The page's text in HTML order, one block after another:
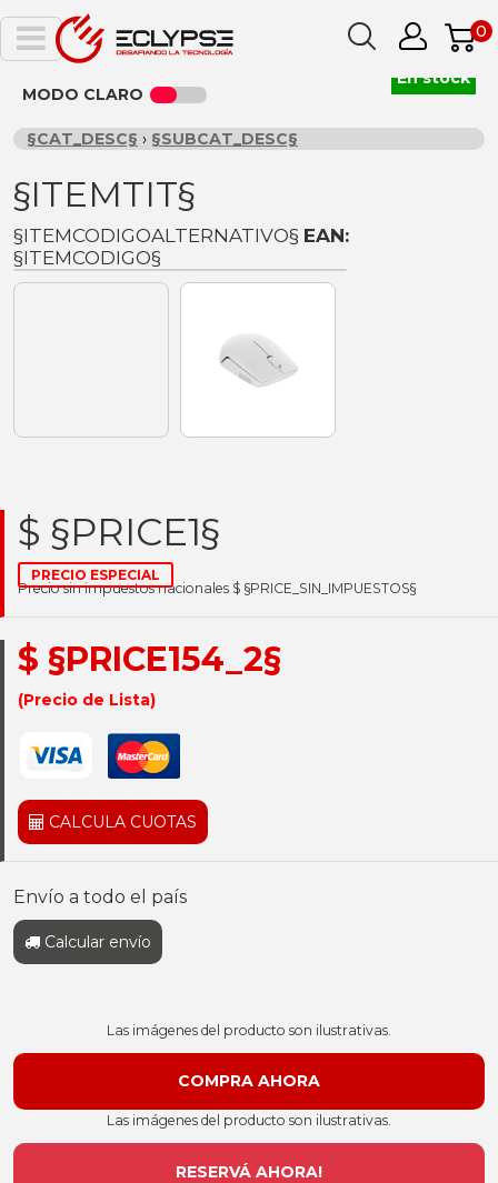
0
MODO CLARO
§CAT_DESC§ › §SUBCAT_DESC§
§ITEMTIT§
§ITEMCODIGOALTERNATIVO§ EAN:
§ITEMCODIGO§
$ §PRICE1§
PRECIO ESPECIAL
Precio sin impuestos nacionales $ §PRICE_SIN_IMPUESTOS§
$ §PRICE154_2§
(Precio de Lista)
CALCULA CUOTAS
Envío a todo el país
Calcular envío
En stock
Las imágenes del producto son ilustrativas.
Las imágenes del producto son ilustrativas.
RESERVÁ AHORA!